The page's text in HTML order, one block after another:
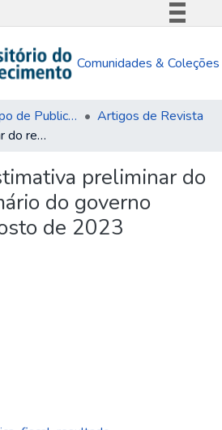
Comunica BR
Acesso à informação
Comunidades & Coleções
Navegar por Tipo de Publicação
Artigos de Revista
Estimativa preliminar do resultado primário do governo central em agosto de 2023
preliminar do
do governo
de 2023